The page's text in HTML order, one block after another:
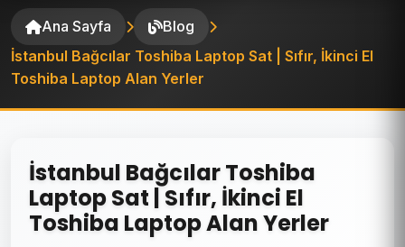
Ana Sayfa
Blog
İstanbul Bağcılar Toshiba Laptop Sat | Sıfır, İkinci El
Toshiba Laptop Alan Yerler
İstanbul Bağcılar Toshiba
Laptop Sat | Sıfır, İkinci El
Toshiba Laptop Alan Yerler